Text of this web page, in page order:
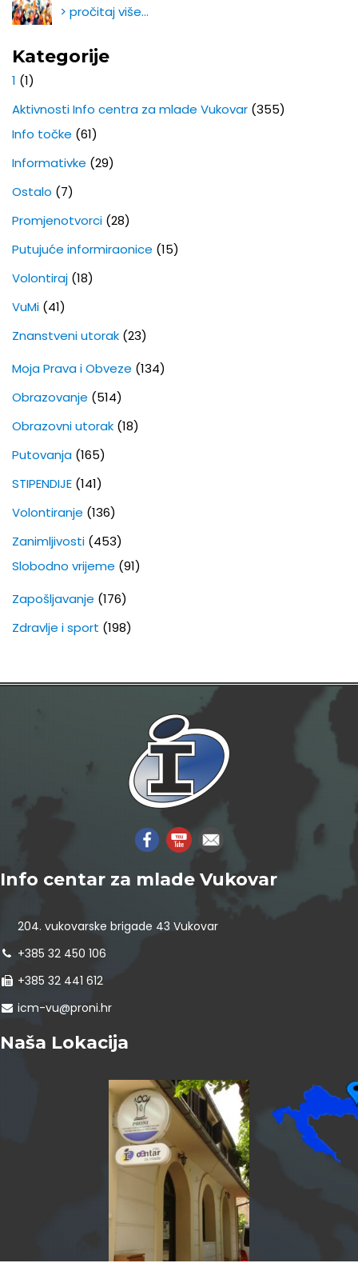
> pročitaj više…
Kategorije
1 (1)
Aktivnosti Info centra za mlade Vukovar (355)
Info točke (61)
Informativke (29)
Ostalo (7)
Promjenotvorci (28)
Putujuće informiraonice (15)
Volontiraj (18)
VuMi (41)
Znanstveni utorak (23)
Moja Prava i Obveze (134)
Obrazovanje (514)
Obrazovni utorak (18)
Putovanja (165)
STIPENDIJE (141)
Volontiranje (136)
Zanimljivosti (453)
Slobodno vrijeme (91)
Zapošljavanje (176)
Zdravlje i sport (198)
Info centar za mlade Vukovar
204. vukovarske brigade 43 Vukovar
+385 32 450 106
+385 32 441 612
icm-vu@proni.hr
Naša Lokacija